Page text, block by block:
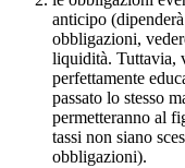
anticipo
obbligazioni,
liquidità. Tuttavia,
perfettamente
passato lo stesso
permetteranno al
tassi non siano
obbligazioni).